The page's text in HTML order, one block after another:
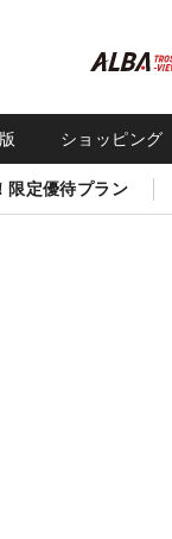
ショッピング
限定優待プラン